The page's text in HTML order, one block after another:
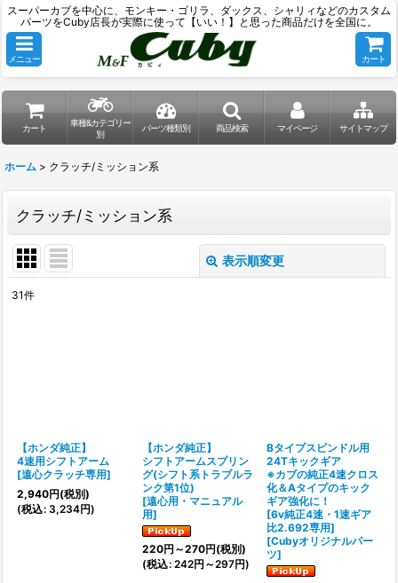
スーパーカブを中心に、モンキー・ゴリラ、ダックス、シャリィなどのカスタム
パーツをCuby店長が実際に使って【いい！】と思った商品だけを全国に。
メニュー カート
カート
車種&カテゴリー
別
パーツ種類別 商品検索 マイページ サイトマップ
ホーム > クラッチ/ミッション系
クラッチ/ミッション系
表示順変更
31件
【ホンダ純正】
4速用シフトアーム
[遠心クラッチ専用]
2,940円(税別)
(税込: 3,234円)
【ホンダ純正】
シフトアームスプリン
グ(シフト系トラブルラ
ンク第1位)
[遠心用・マニュアル
用]
220円 ～270円(税別)
(税込: 242円 ～297円)
Bタイプスピンドル用
24Tキックギア
※カブの純正4速クロス
化＆Aタイプのキック
ギア強化に！
[6v純正4速・1速ギア
比2.692専用]
[Cubyオリジナルパー
ツ]